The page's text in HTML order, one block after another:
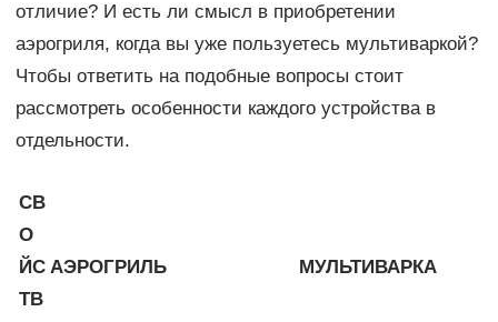
отличие? И есть ли смысл в приобретении
аэрогриля, когда вы уже пользуетесь мультиваркой?
Чтобы ответить на подобные вопросы стоит
рассмотреть особенности каждого устройства в
отдельности.
СВ
О
ЙС
ТВ
АЭРОГРИЛЬ МУЛЬТИВАРКА